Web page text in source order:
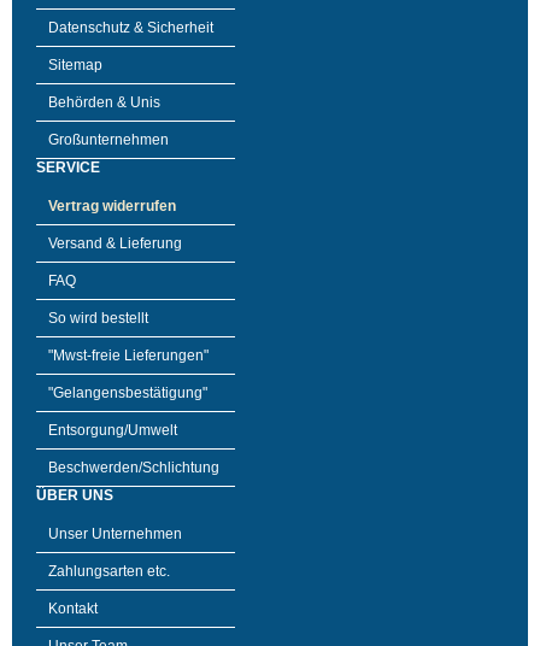
Datenschutz & Sicherheit
Sitemap
Behörden & Unis
Großunternehmen
SERVICE
Vertrag widerrufen
Versand & Lieferung
FAQ
So wird bestellt
"Mwst-freie Lieferungen"
"Gelangensbestätigung"
Entsorgung/Umwelt
Beschwerden/Schlichtung
ÜBER UNS
Unser Unternehmen
Zahlungsarten etc.
Kontakt